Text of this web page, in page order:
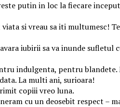
putin in loc la fiecare
si vreau sa iti multumesc!
iubirii sa va inunde
indulgenta, pentru blandete.
La multi ani, surioara!
copiii vreo luna.
cu un deosebit respect –